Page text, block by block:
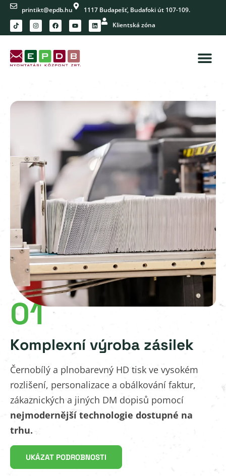
printikt@epdb.hu
1117 Budapešť, Budafoki út 107-109.
Klientská zóna
01
Komplexní výroba zásilek
Černobílý a plnobarevný HD tisk ve vysokém
rozlišení, personalizace a obálkování faktur,
zákaznických a jiných DM dopisů pomocí
nejmodernější technologie dostupné na
trhu.
UKÁZAT PODROBNOSTI